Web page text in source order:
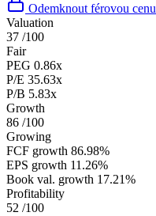
Odemknout férovou cenu
Valuation
37 /100
Fair
PEG 0.86x
P/E 35.63x
P/B 5.83x
Growth
86 /100
Growing
FCF growth 86.98%
EPS growth 11.26%
Book val. growth 17.21%
Profitability
52 /100